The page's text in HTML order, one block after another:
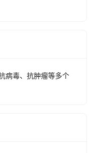
病毒、抗肿瘤等多个